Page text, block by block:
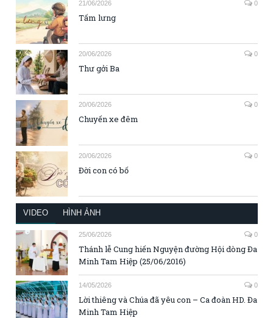
21/06/2026 0
Tấm lưng
20/06/2026 0
Thư gởi Ba
20/06/2026 0
Chuyến xe đêm
20/06/2026 0
Đời con có bố
VIDEO HÌNH ẢNH
25/06/2026 0
Thánh lễ Cung hiến Nguyện đường Hội dòng Đa
Minh Tam Hiệp (25/06/2016)
14/05/2026 0
Lời thiêng và Chúa đã yêu con – Ca đoàn HD. Đa
Minh Tam Hiệp